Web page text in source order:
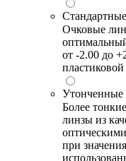
Стандартные
Очковые
от -2.00 до
Утонченные
Более
линзы из
при